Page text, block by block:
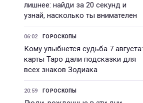
лишнее: найди за 20 секунд и
узнай, насколько ты внимателен
06:02 ГОРОСКОПЫ
Кому улыбнется судьба 7 августа:
карты Таро дали подсказки для
всех знаков Зодиака
20:59 ГОРОСКОПЫ